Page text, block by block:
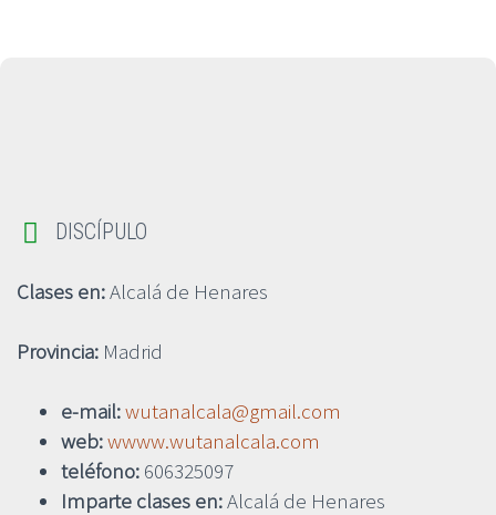

 DISCÍPULO
Clases en:Alcalá de Henares
Provincia: Madrid
e-mail:wutanalcala@gmail.com
web:wwww.wutanalcala.com
teléfono: 606325097
Imparte clases en:Alcalá de Henares